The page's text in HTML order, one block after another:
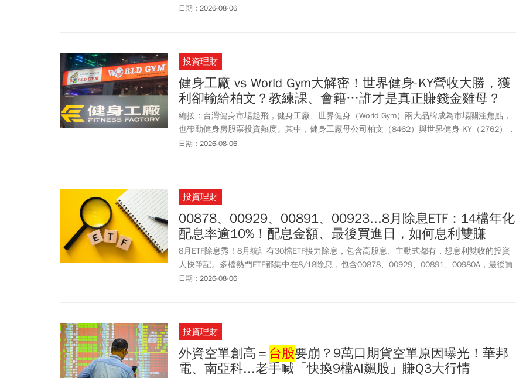
KY(4971)等10檔個股，週三(8/5)亮燈漲停直到收盤。其中，聯亞周四(8/6)繼續拉出第5根漲
要追買，畢竟漲幅已高，現在追買風險太大。
日期：2026-08-06
投資理財
健身工廠 vs World Gym大解密！世界健身-KY營收大勝，獲
利卻輸給柏文？教練課、會籍…誰才是真正賺錢金雞母？
編按：台灣健身市場起飛，健身工廠、世界健身（World Gym）兩大品牌成為市場關注焦點，
也帶動健身房股票投資熱度。其中，健身工廠母公司柏文（8462）與世界健身-KY（2762），
是台股市場最具代表性的兩大健身企業，但兩家公司採取截然不同的經營模式，也走出完全不
大，但柏文近年在營收成長率、毛利率與營業利益率上，卻全面勝出。究竟健身工廠與世界健
身（World Gym）誰更具投資價值？本文將從營收結構、商業模式、展店策略與估值比較，深
入拆解台灣兩大健身品牌的競爭版圖。
日期：2026-08-06
投資理財
00878、00929、00891、00923...8月除息ETF：14檔年化
配息率逾10%！配息金額、最後買進日，如何息利雙賺
8月ETF除息秀！8月統計有30檔ETF接力除息，包含高股息、主動式都有，想息利雙收的投資
人快筆記。多檔熱門ETF都集中在8/18除息，包含00878、00929、00891、00980A，最後買
進日落在8/17。ETF理財達人表示，8月除息的
日期：2026-08-06
投資理財
外資空單創高＝ 台股要崩？9萬口期貨空單原因曝光！華邦
電、南亞科...老手喊「快換9檔AI飆股」賺Q3大行情